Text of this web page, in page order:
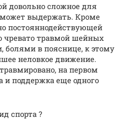
довольно сложное для
выдержать. Кроме
постояннодействующей
чревато травмой шейных
болями в пояснице, к этому
неловкое движение.
на первом
и поддержка еще одного
спорта ?